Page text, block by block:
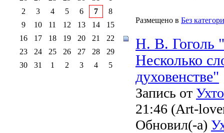
Размещено в Без
Н. В. Гоголь
Несколько
духовенстве"
Запись от
21:46 (Art-
Обновил(-а)
2
3 4 5 6 7
8
9
10 11 12 13 14
15
16
17 18 19 20 21
22
23
24 25 26 27 28
29
30
31 1 2 3 4 5